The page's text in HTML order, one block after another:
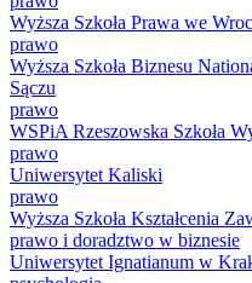
Wyższa Szkoła Prawa we
prawo
Wyższa Szkoła Biznesu
Sączu
prawo
WSPiA Rzeszowska Szkoła
prawo
Uniwersytet Kaliski
prawo
Wyższa Szkoła Kształcenia
prawo i doradztwo w biznesie
Uniwersytet Ignatianum w